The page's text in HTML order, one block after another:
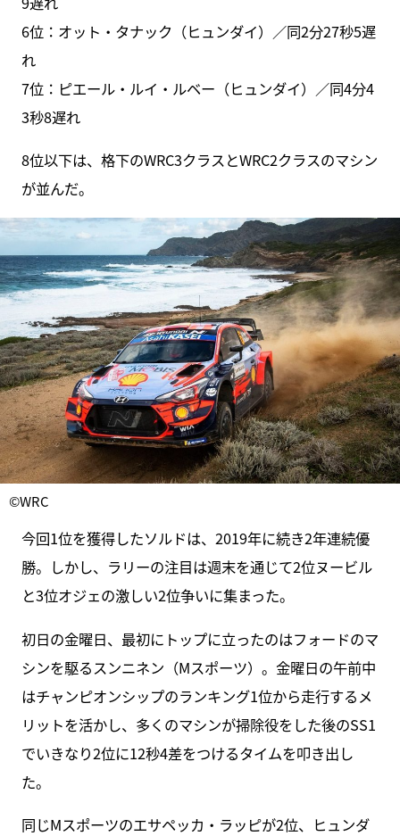
6位：オット・タナック（ヒュンダイ）／同2分27秒5遅
れ
7位：ピエール・ルイ・ルベー（ヒュンダイ）／同4分4
3秒8遅れ
8位以下は、格下のWRC3クラスとWRC2クラスのマシン
が並んだ。
©WRC
今回1位を獲得したソルドは、2019年に続き2年連続優
勝。しかし、ラリーの注目は週末を通じて2位ヌービル
と3位オジェの激しい2位争いに集まった。
初日の金曜日、最初にトップに立ったのはフォードのマ
シンを駆るスンニネン（Mスポーツ）。金曜日の午前中
はチャンピオンシップのランキング1位から走行するメ
リットを活かし、多くのマシンが掃除役をした後のSS1
でいきなり2位に12秒4差をつけるタイムを叩き出し
た。
同じMスポーツのエサペッカ・ラッピが2位、ヒュンダ